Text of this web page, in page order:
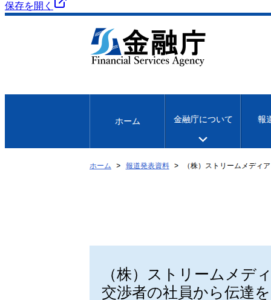
保存を開く